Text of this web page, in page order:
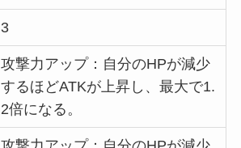
3
攻撃力アップ：自分のHPが減少
するほどATKが上昇し、最大で1.
2倍になる。